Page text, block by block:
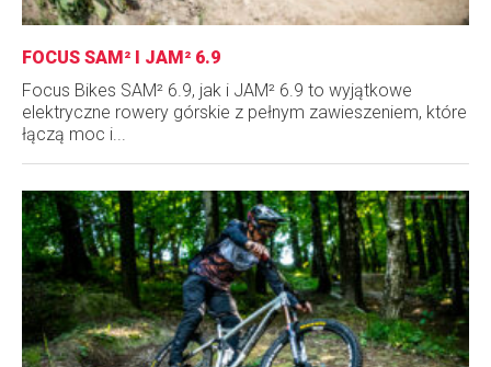
FOCUS SAM² I JAM² 6.9
Focus Bikes SAM² 6.9, jak i JAM² 6.9 to wyjątkowe
elektryczne rowery górskie z pełnym zawieszeniem, które
łączą moc i...